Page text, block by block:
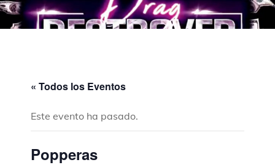
« Todos los Eventos
Este evento ha pasado.
Popperas